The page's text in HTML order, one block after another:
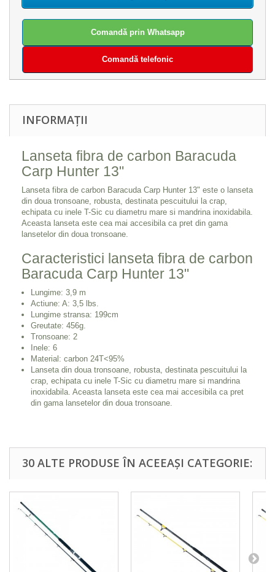
Comandă prin Whatsapp
Comandă telefonic
INFORMAȚII
Lanseta fibra de carbon Baracuda
Carp Hunter 13"
Lanseta fibra de carbon Baracuda Carp Hunter 13" este o lanseta
din doua tronsoane, robusta, destinata pescuitului la crap,
echipata cu inele T-Sic cu diametru mare si mandrina inoxidabila.
Aceasta lanseta este cea mai accesibila ca pret din gama
lansetelor din doua tronsoane.
Caracteristici lanseta fibra de carbon
Baracuda Carp Hunter 13"
Lungime: 3,9 m
Actiune: A: 3,5 lbs.
Lungime stransa: 199cm
Greutate: 456g.
Tronsoane: 2
Inele: 6
Material: carbon 24T<95%
Lanseta din doua tronsoane, robusta, destinata pescuitului la
crap, echipata cu inele T-Sic cu diametru mare si mandrina
inoxidabila. Aceasta lanseta este cea mai accesibila ca pret
din gama lansetelor din doua tronsoane.
30 ALTE PRODUSE ÎN ACEEAȘI CATEGORIE: